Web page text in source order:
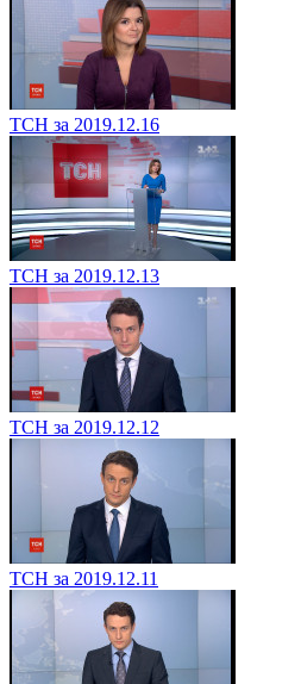
ТСН за 2019.12.16
ТСН за 2019.12.13
ТСН за 2019.12.12
ТСН за 2019.12.11